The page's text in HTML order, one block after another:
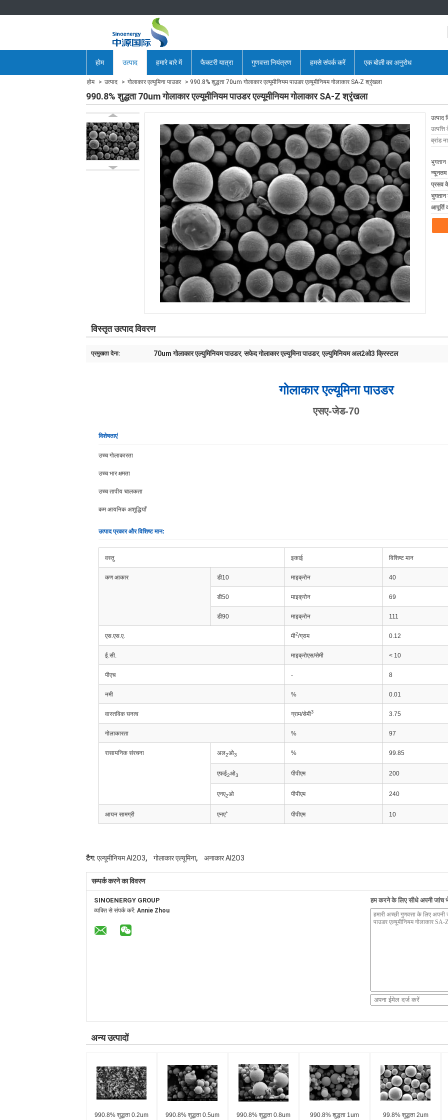
होम उत्पाद हमारे बारे में फैक्टरी यात्रा गुणवत्ता नियंत्रण हमसे संपर्क करें एक बोली का अनुरोध
होम उत्पाद गोलाकार एल्युमिना पाउडर 990.8% शुद्धता 70um गोलाकार एल्यूमीनियम पाउडर एल्यूमीनियम गोलाकार SA-Z श्रृंखला
990.8% शुद्धता 70um गोलाकार एल्यूमीनियम पाउडर एल्यूमीनियम गोलाकार SA-Z श्रृंखला
उत्पाद
ब्रांड
भुगतान
न्यूनतम
प्रसव
भुगतान
आपूर्ति
विस्तृत उत्पाद विवरण
प्रमुखता देना: 70um गोलाकार एल्युमिनियम पाउडर,सफेद गोलाकार एल्यूमिना पाउडर,एल्युमिनियम अल2ओ3 क्रिस्टल
गोलाकार एल्यूमिना पाउडर
एसए-जेड-70
विशेषताएं
उच्च गोलाकारता
उच्च भार क्षमता
उच्च तापीय चालकता
कम आयनिक अशुद्धियाँ
उत्पाद प्रकार और विशिष्ट मान:
वस्तु इकाई विशिष्ट मान
कण आकार डी10 माइक्रोन 40
डी50 माइक्रोन 69
डी90 माइक्रोन 111
एस.एस.ए. मी2/ग्राम 0.12
ई.सी. माइक्रोएस/सेमी < 10
पीएच - 8
नमी % 0.01
वास्तविक घनत्व ग्राम/सेमी3 3.75
गोलाकारता % 97
रासायनिक संरचना अल2ओ3 % 99.85
एफई2ओ3 पीपीएम 200
एनए2ओ पीपीएम 240
आयन सामग्री एनए+ पीपीएम 10
टैग: एल्यूमीनियम Al2O3, गोलाकार एल्यूमिना, अनाकार Al2O3
सम्पर्क करने का विवरण
SINOENERGY GROUP
व्यक्ति से संपर्क करें: Annie Zhou
हम करने के लिए सीधे अपनी जांच
अन्य उत्पादों
990.8% शुद्धता 0.2um 990.8% शुद्धता 0.5um 990.8% शुद्धता 0.8um 990.8% शुद्धता 1um 99.8% शुद्धता 2um